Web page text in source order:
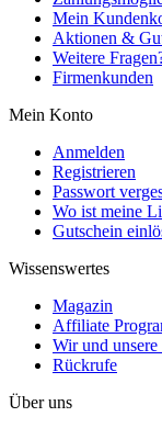
Mein
Aktionen &
Weitere
Firmenkunden
Mein Konto
Anmelden
Registrieren
Passwort
Wo ist meine
Gutschein
Wissenswertes
Magazin
Affiliate
Wir und
Rückrufe
Über uns